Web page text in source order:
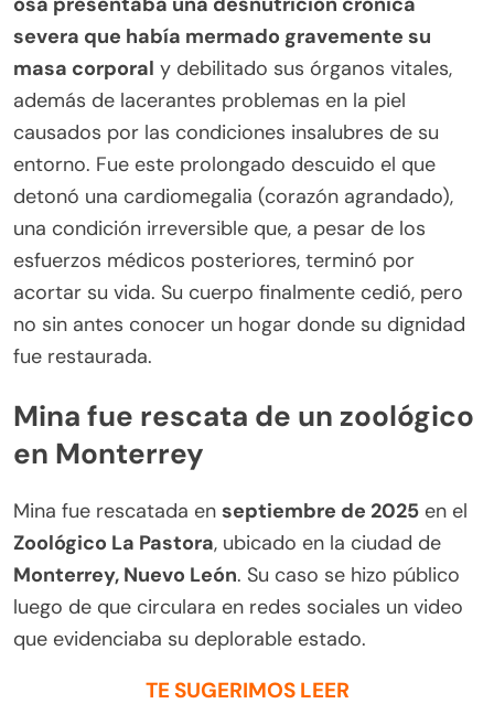
severa que había mermado gravemente su
masa corporal y debilitado sus órganos vitales,
además de lacerantes problemas en la piel
causados por las condiciones insalubres de su
entorno. Fue este prolongado descuido el que
detonó una cardiomegalia (corazón agrandado),
una condición irreversible que, a pesar de los
esfuerzos médicos posteriores, terminó por
acortar su vida. Su cuerpo finalmente cedió, pero
no sin antes conocer un hogar donde su dignidad
fue restaurada.
Mina fue rescata de un zoológico
en Monterrey
Mina fue rescatada en septiembre de 2025 en el
Zoológico La Pastora, ubicado en la ciudad de
Monterrey, Nuevo León. Su caso se hizo público
luego de que circulara en redes sociales un video
que evidenciaba su deplorable estado.
TE SUGERIMOS LEER